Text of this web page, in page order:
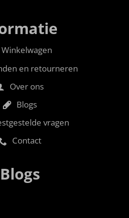
Winkelwagen
en retourneren
Over ons
Blogs
vragen
Contact
Blogs